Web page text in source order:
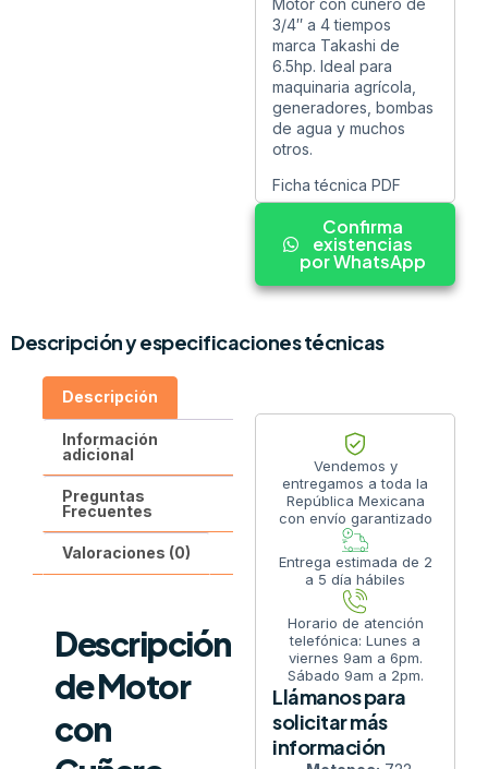
3/4″ a 4 tiempos
marca Takashi de
6.5hp. Ideal para
maquinaria agrícola,
generadores, bombas
de agua y muchos
otros.
Ficha técnica PDF
Confirma
existencias
por WhatsApp
Descripción y especificaciones técnicas
Descripción
Información
adicional
Preguntas
Frecuentes
Valoraciones (0)
Descripción
de Motor
con
Vendemos y
entregamos a toda la
República Mexicana
con envío garantizado
Entrega estimada de 2
a 5 día hábiles
Horario de atención
telefónica: Lunes a
viernes 9am a 6pm.
Sábado 9am a 2pm.
Llámanos para
solicitar más
información